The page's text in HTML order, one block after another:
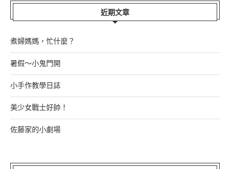
近期文章
煮婦媽媽，忙什麼？
暑假～小鬼門開
小手作教學日誌
美少女戰士好帥！
佐藤家的小劇場